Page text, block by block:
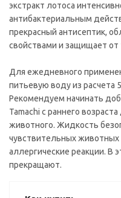
экстракт лотоса
антибактериальным
прекрасный антисептик,
свойствами и защищает от
Для ежедневного
питьевую воду из расчета
Рекомендуем начинать
Tamachi с раннего
животного. Жидкость
чувствительных животных
аллергические реакции. В
прекращают.